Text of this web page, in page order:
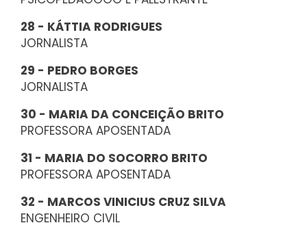
28 - KÁTTIA RODRIGUES
JORNALISTA
29 - PEDRO BORGES
JORNALISTA
30 - MARIA DA CONCEIÇÃO BRITO
PROFESSORA APOSENTADA
31 - MARIA DO SOCORRO BRITO
PROFESSORA APOSENTADA
32 - MARCOS VINICIUS CRUZ SILVA
ENGENHEIRO CIVIL